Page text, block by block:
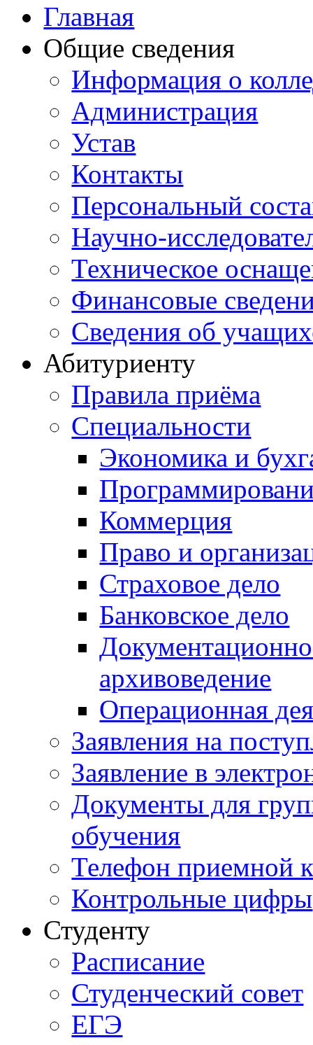
Главная
Общие сведения
Информация о
Администрация
Устав
Контакты
Персональный
Научно-
Техническое
Финансовые
Сведения об
Абитуриенту
Правила приёма
Специальности
Экономика и
Коммерция
Право и
Страховое дело
Банковское дело
архивоведение
Операционная
Заявления на
Заявление в
Документы для
обучения
Телефон приемной
Контрольные цифры
Студенту
Расписание
Студенческий совет
ЕГЭ